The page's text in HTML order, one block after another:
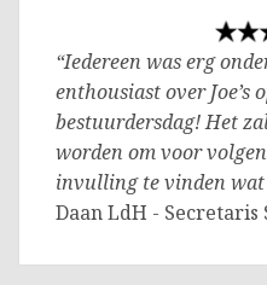
“Iedereen was erg
enthousiast over Joe’s
bestuurdersdag! Het
worden om voor
invulling te vinden wat
Daan LdH - Secretaris